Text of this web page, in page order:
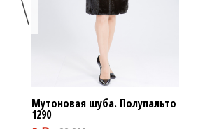
Мутоновая шуба. Полупальто
1290